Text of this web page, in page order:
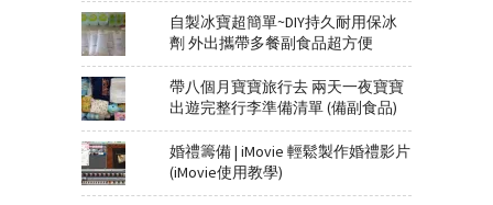
自製冰寶超簡單~DIY持久耐用保冰
劑 外出攜帶多餐副食品超方便
帶八個月寶寶旅行去 兩天一夜寶寶
出遊完整行李準備清單 (備副食品)
婚禮籌備 | iMovie 輕鬆製作婚禮影片
(iMovie使用教學)